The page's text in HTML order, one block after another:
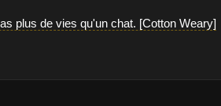
plus de vies qu'un chat. [Cotton Weary]